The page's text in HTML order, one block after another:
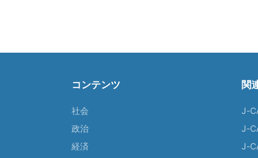
コンテンツ
社会
政治
経済
関
J-
J-
J-